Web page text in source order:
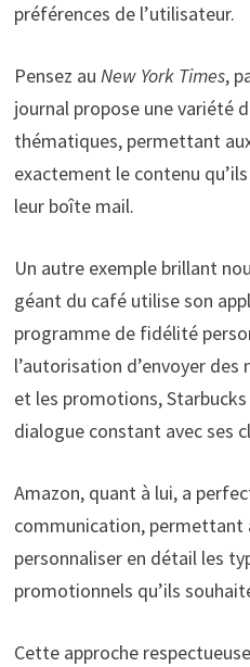
préférences de l’utilisateur.
Pensez au New York Times,
journal propose une variété
thématiques, permettant
exactement le contenu
leur boîte mail.
Un autre exemple brillant
géant du café utilise son
programme de fidélité
l’autorisation d’envoyer
et les promotions,
dialogue constant avec ses
Amazon, quant à lui, a
communication, permettant
personnaliser en détail les
promotionnels qu’ils
Cette approche